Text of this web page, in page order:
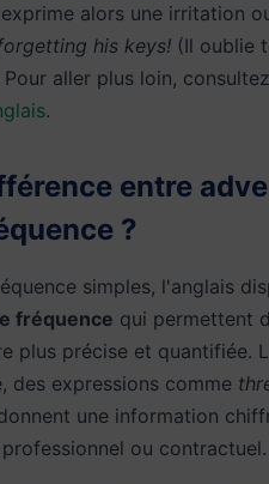
alors une irritation
his keys! (Il oublie
aller plus loin,
.
entre
?
simples, l'anglais
fréquence qui permettent
plus précise et quantifiée.
des expressions comme
une information
ou contractuel.